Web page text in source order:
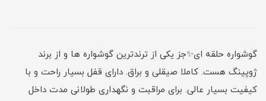
گوشواره حلقه ای✨جز یکی از ترندترین گوشواره ها و از برند
ژوپینگ هست. کاملا صیقلی و براق. دارای قفل بسیار راحت و با
کیفیت بسیار عالی. برای مراقبت و نگهداری طولانی مدت داخل